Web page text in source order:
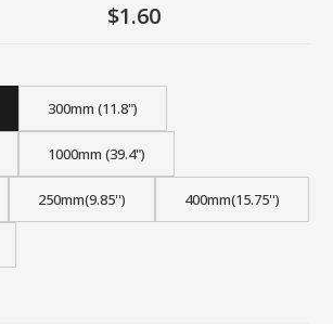
$1.60
300mm (11.8")
1000mm (39.4")
250mm(9.85'') 400mm(15.75'')